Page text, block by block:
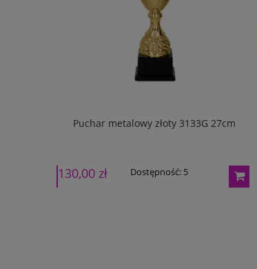
Puchar metalowy złoty 3133G 27cm
130,00 zł Dostępność: 5